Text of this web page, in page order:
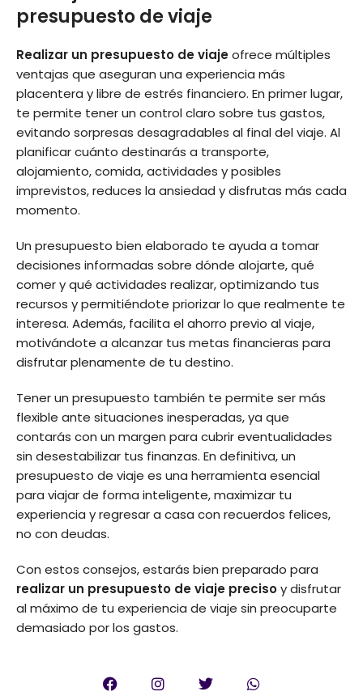
presupuesto de viaje
Realizar un presupuesto de viajeofrece múltiples
ventajas que aseguran una experiencia más
placentera y libre de estrés financiero. En primer lugar,
te permite tener un control claro sobre tus gastos,
evitando sorpresas desagradables al final del viaje. Al
planificar cuánto destinarás a transporte,
alojamiento, comida, actividades y posibles
imprevistos, reduces la ansiedad y disfrutas más cada
momento.
Un presupuesto bien elaborado te ayuda a tomar
decisiones informadas sobre dónde alojarte, qué
comer y qué actividades realizar, optimizando tus
recursos y permitiéndote priorizar lo que realmente te
interesa. Además, facilita el ahorro previo al viaje,
motivándote a alcanzar tus metas financieras para
disfrutar plenamente de tu destino.
Tener un presupuesto también te permite ser más
flexible ante situaciones inesperadas, ya que
contarás con un margen para cubrir eventualidades
sin desestabilizar tus finanzas. En definitiva, un
presupuesto de viaje es una herramienta esencial
para viajar de forma inteligente, maximizar tu
experiencia y regresar a casa con recuerdos felices,
no con deudas.
Con estos consejos, estarás bien preparado para
realizar un presupuesto de viaje precisoy disfrutar
al máximo de tu experiencia de viaje sin preocuparte
demasiado por los gastos.